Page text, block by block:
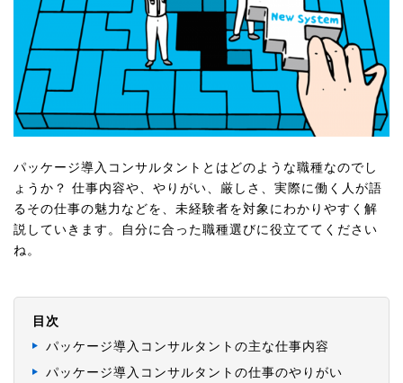
パッケージ導入コンサルタントとはどのような職種なのでし
ょうか？ 仕事内容や、やりがい、厳しさ、実際に働く人が語
るその仕事の魅力などを、未経験者を対象にわかりやすく解
説していきます。自分に合った職種選びに役立ててください
ね。
目次
パッケージ導入コンサルタントの主な仕事内容
パッケージ導入コンサルタントの仕事のやりがい